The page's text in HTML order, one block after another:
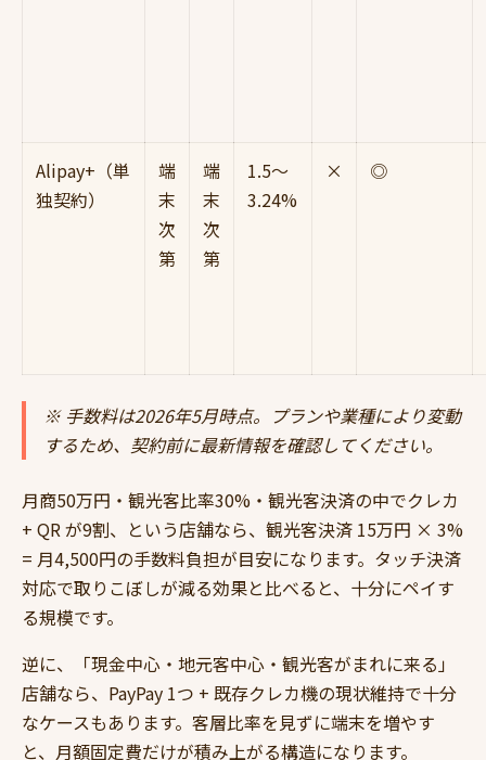
Alipay+（単
独契約）
端
末
次
第
端
末
次
第
1.5〜
3.24%
× ◎
※ 手数料は2026年5月時点。プランや業種により変動
するため、契約前に最新情報を確認してください。
月商50万円・観光客比率30%・観光客決済の中でクレカ
+ QR が9割、という店舗なら、観光客決済 15万円 × 3%
= 月4,500円の手数料負担が目安になります。タッチ決済
対応で取りこぼしが減る効果と比べると、十分にペイす
る規模です。
逆に、「現金中心・地元客中心・観光客がまれに来る」
店舗なら、PayPay 1つ + 既存クレカ機の現状維持で十分
なケースもあります。客層比率を見ずに端末を増やす
と、月額固定費だけが積み上がる構造になります。